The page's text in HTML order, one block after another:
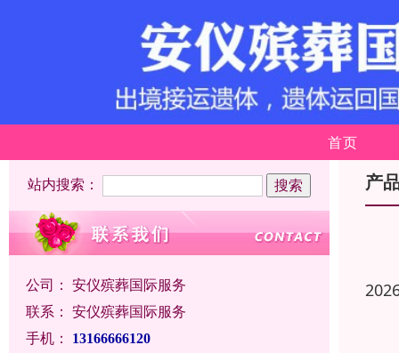
首页
站内搜索：
公司： 安仪殡葬国际服务
联系： 安仪殡葬国际服务
手机：
13166666120
产